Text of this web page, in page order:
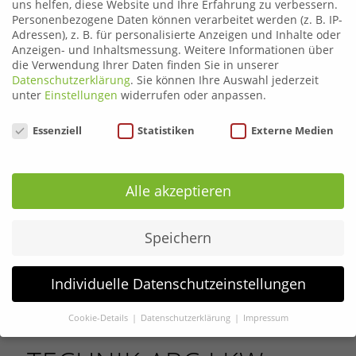
Ladungssicherung Bus Vorschriften
Modul 5– Gesundheit und Sicherheitstraining
Kurszeiten: 9:00 – 17:00 Uhr
(Die Kurszeiten sind individuell anpassbar)
Neue Variante mit drei Tagen Präsenz und
Std E-Learning.Gesamt kommen wir auf die 35
Variante mit E-Learning
Modul 1– präsent = 8 Stunden
– präsent = 8 Stunden
– präsent = 7 Stunden
12 Std E-Learning
uns helfen, diese Website und Ihre Erfahrung zu verbessern.
Personenbezogene Daten können verarbeitet werden (z. B. IP-
Adressen), z. B. für personalisierte Anzeigen und Inhalte oder
Anzeigen- und Inhaltsmessung. Weitere Informationen über
die Verwendung Ihrer Daten finden Sie in unserer
Datenschutzerklärung. Sie können Ihre Auswahl jederzeit
unter Einstellungen widerrufen oder anpassen.
Datenschutzeinstellungen
Essenziell Statistiken Externe Medien
Alle akzeptieren
Speichern
Individuelle Datenschutzeinstellungen
Cookie-Details Datenschutzerklärung Impressum
Datenschutzeinstellungen